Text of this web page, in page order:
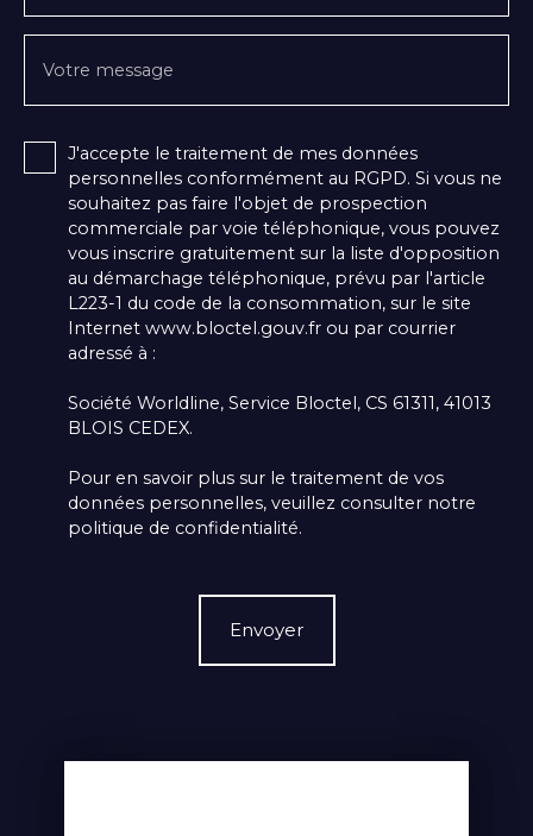
Votre message
J'accepte le traitement de mes données
personnelles conformément au RGPD. Si vous ne
souhaitez pas faire l'objet de prospection
commerciale par voie téléphonique, vous pouvez
vous inscrire gratuitement sur la liste d'opposition
au démarchage téléphonique, prévu par l'article
L223-1 du code de la consommation, sur le site
Internet www.bloctel.gouv.fr ou par courrier
adressé à :
Société Worldline, Service Bloctel, CS 61311, 41013
BLOIS CEDEX.
Pour en savoir plus sur le traitement de vos
données personnelles, veuillez consulter notre
politique de confidentialité.
Envoyer